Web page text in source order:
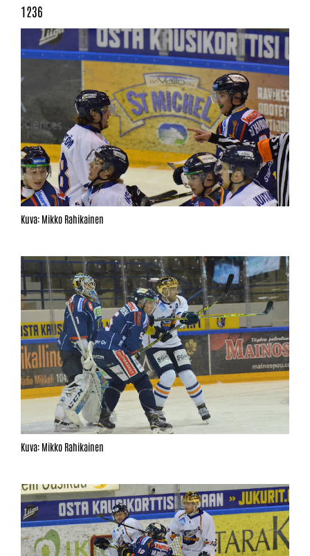
1236
Kuva: Mikko Rahikainen
Kuva: Mikko Rahikainen